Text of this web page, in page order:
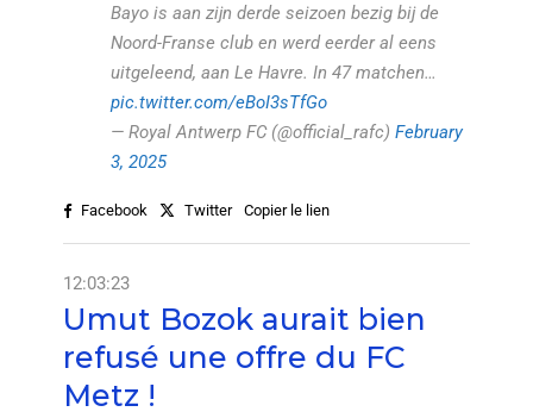
Bayo is aan zijn derde seizoen bezig bij de
Noord-Franse club en werd eerder al eens
uitgeleend, aan Le Havre. In 47 matchen…
pic.twitter.com/eBoI3sTfGo
— Royal Antwerp FC (@official_rafc) February
3, 2025
Facebook Twitter Copier le lien
12:03:23
Umut Bozok aurait bien
refusé une offre du FC
Metz !